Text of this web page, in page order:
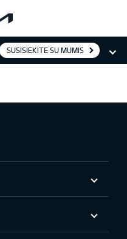
SUSISIEKITE SU MUMIS